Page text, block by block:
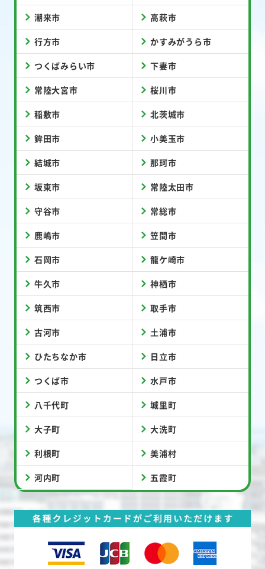
潮来市 高萩市
行方市 かすみがうら市
つくばみらい市 下妻市
常陸大宮市 桜川市
稲敷市 北茨城市
鉾田市 小美玉市
結城市 那珂市
坂東市 常陸太田市
守谷市 常総市
鹿嶋市 笠間市
石岡市 龍ケ崎市
牛久市 神栖市
筑西市 取手市
古河市 土浦市
ひたちなか市 日立市
つくば市 水戸市
八千代町 城里町
大子町 大洗町
利根町 美浦村
河内町 五霞町